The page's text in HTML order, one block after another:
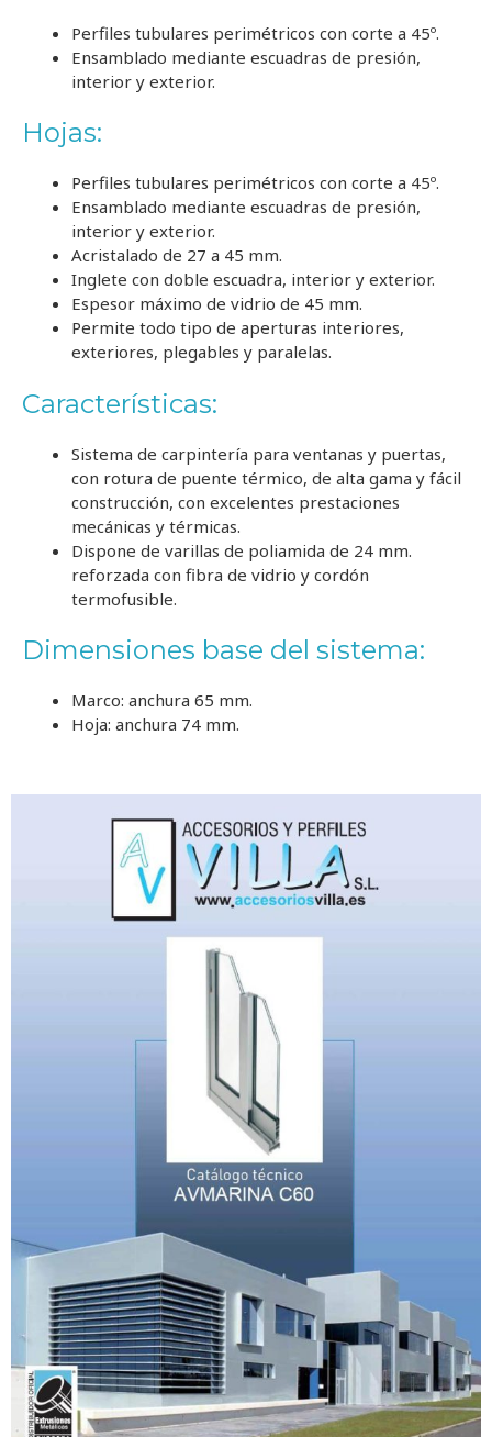
Perfiles tubulares perimétricos con corte a 45º.
Ensamblado mediante escuadras de presión,
interior y exterior.
Hojas:
Perfiles tubulares perimétricos con corte a 45º.
Ensamblado mediante escuadras de presión,
interior y exterior.
Acristalado de 27 a 45 mm.
Inglete con doble escuadra, interior y exterior.
Espesor máximo de vidrio de 45 mm.
Permite todo tipo de aperturas interiores,
exteriores, plegables y paralelas.
Características:
Sistema de carpintería para ventanas y puertas,
con rotura de puente térmico, de alta gama y fácil
construcción, con excelentes prestaciones
mecánicas y térmicas.
Dispone de varillas de poliamida de 24 mm.
reforzada con fibra de vidrio y cordón
termofusible.
Dimensiones base del sistema:
Marco: anchura 65 mm.
Hoja: anchura 74 mm.